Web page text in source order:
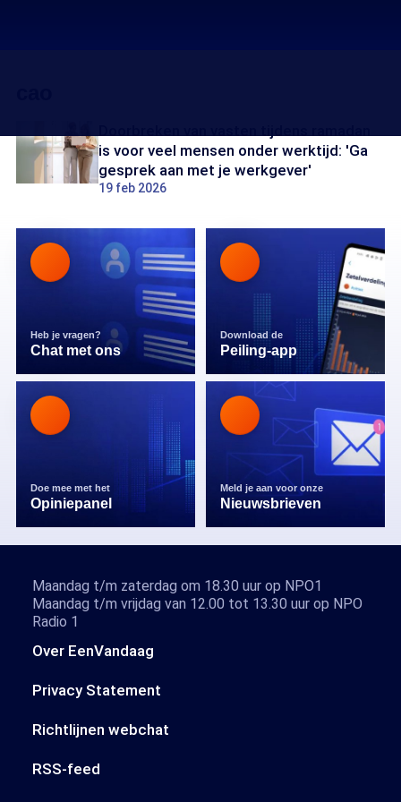
is voor veel mensen onder werktijd: 'Ga
gesprek aan met je werkgever'
19 feb 2026
Heb je vragen?
Chat met ons
Download de
Peiling-app
Doe mee met het
Opiniepanel
Meld je aan voor onze
Nieuwsbrieven
Over EenVandaag
Privacy Statement
Richtlijnen webchat
RSS-feed
Maandag t/m zaterdag om 18.30 uur op NPO1
Maandag t/m vrijdag van 12.00 tot 13.30 uur op NPO
Radio 1